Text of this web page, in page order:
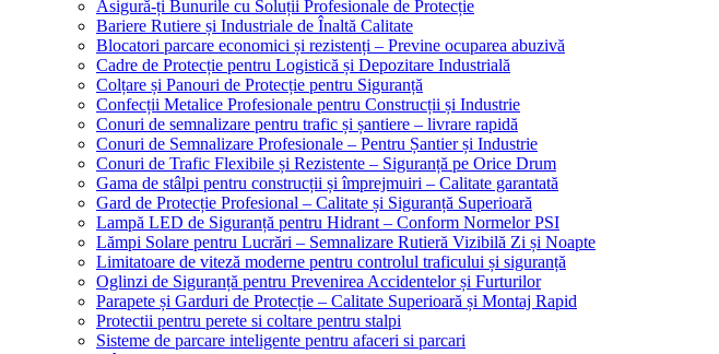
Asigură-ți Bunurile cu Soluții Profesionale de Protecție
Bariere Rutiere și Industriale de Înaltă Calitate
Blocatori parcare economici și rezistenți – Previne ocuparea abuzivă
Cadre de Protecție pentru Logistică și Depozitare Industrială
Colțare și Panouri de Protecție pentru Siguranță
Confecții Metalice Profesionale pentru Construcții și Industrie
Conuri de semnalizare pentru trafic și șantiere – livrare rapidă
Conuri de Semnalizare Profesionale – Pentru Șantier și Industrie
Conuri de Trafic Flexibile și Rezistente – Siguranță pe Orice Drum
Gama de stâlpi pentru construcții și împrejmuiri – Calitate garantată
Gard de Protecție Profesional – Calitate și Siguranță Superioară
Lampă LED de Siguranță pentru Hidrant – Conform Normelor PSI
Lămpi Solare pentru Lucrări – Semnalizare Rutieră Vizibilă Zi și Noapte
Limitatoare de viteză moderne pentru controlul traficului și siguranță
Oglinzi de Siguranță pentru Prevenirea Accidentelor și Furturilor
Parapete și Garduri de Protecție – Calitate Superioară și Montaj Rapid
Protectii pentru perete si coltare pentru stalpi
Sisteme de parcare inteligente pentru afaceri si parcari